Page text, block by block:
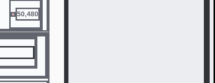
50,480